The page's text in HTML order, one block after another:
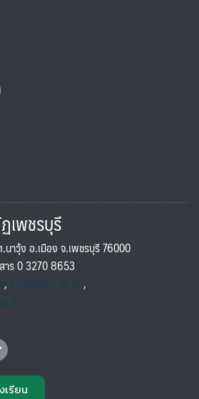
เพชรบุรี
าวุ้ง อ.เมือง จ.เพชรบุรี 76000
าร 0 3270 8653
, info@pbru.ac.th,
เรียน